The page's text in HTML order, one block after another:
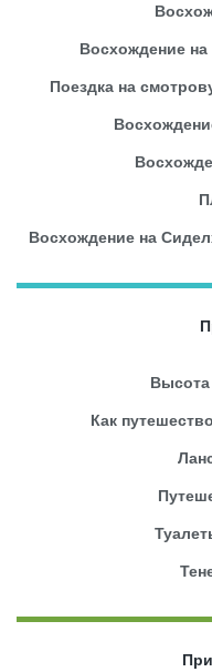
Восхождение
Поездка на
Восхождение на
Высота
Как